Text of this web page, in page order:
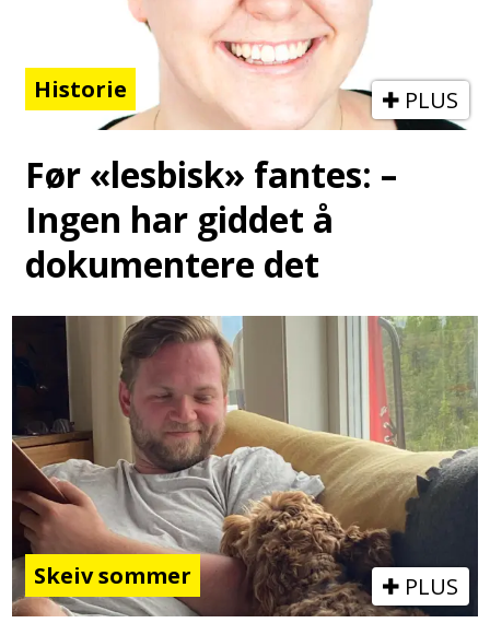
Historie PLUS
Før «lesbisk» fantes: –
Ingen har giddet å
dokumentere det
Skeiv sommer PLUS